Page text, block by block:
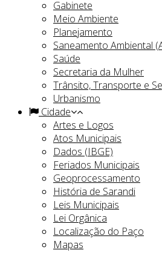
Gabinete
Meio Ambiente
Planejamento
Saneamento Ambiental
Saúde
Secretaria da Mulher
Trânsito, Transporte e
Urbanismo
Cidade
Artes e Logos
Atos Municipais
Dados (IBGE)
Feriados Municipais
Geoprocessamento
História de Sarandi
Leis Municipais
Lei Orgânica
Localização do Paço
Mapas